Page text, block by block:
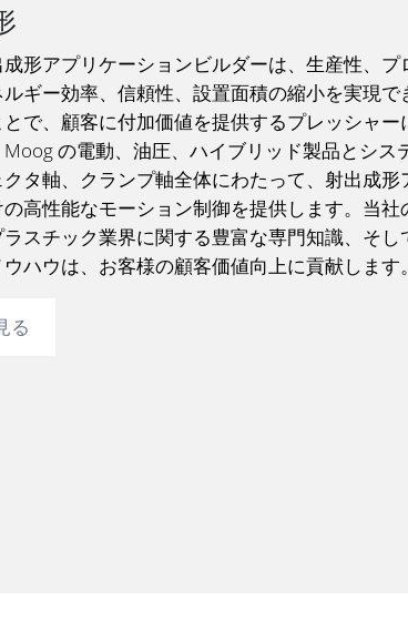
形アプリケーションビルダーは、生産性、プ
ギー効率、信頼性、設置面積の縮小を実現で
で、顧客に付加価値を提供するプレッシャー
の電動、油圧、ハイブリッド製品とシス
タ軸、クランプ軸全体にわたって、射出成形
高性能なモーション制御を提供します。当社
スチック業界に関する豊富な専門知識、そし
ハウは、お客様の顧客価値向上に貢献します。
る